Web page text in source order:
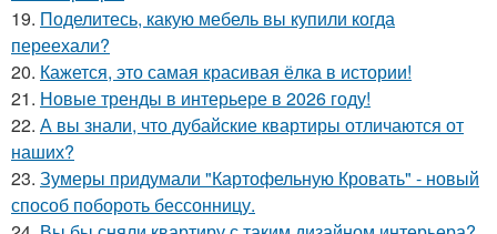
19. Поделитесь, какую мебель вы купили когда
переехали?
20. Кажется, это самая красивая ёлка в истории!
21. Новые тренды в интерьере в 2026 году!
22. А вы знали, что дубайские квартиры отличаются от
наших?
23. Зумеры придумали "Картофельную Кровать" - новый
способ побороть бессонницу.